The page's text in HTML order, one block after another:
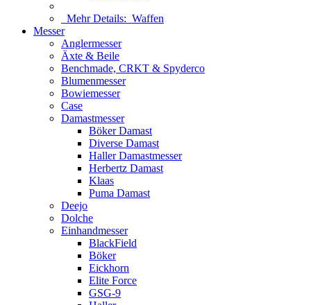
Mehr Details: Waffen
Messer
Anglermesser
Äxte & Beile
Benchmade, CRKT & Spyderco
Blumenmesser
Bowiemesser
Case
Damastmesser
Böker Damast
Diverse Damast
Haller Damastmesser
Herbertz Damast
Klaas
Puma Damast
Deejo
Dolche
Einhandmesser
BlackField
Böker
Eickhorn
Elite Force
GSG-9